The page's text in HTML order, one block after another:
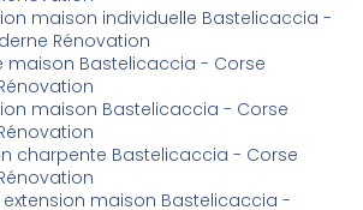
maison individuelle Bastelicaccia -
Rénovation
maison Bastelicaccia - Corse
maison Bastelicaccia - Corse
charpente Bastelicaccia - Corse
extension maison Bastelicaccia -